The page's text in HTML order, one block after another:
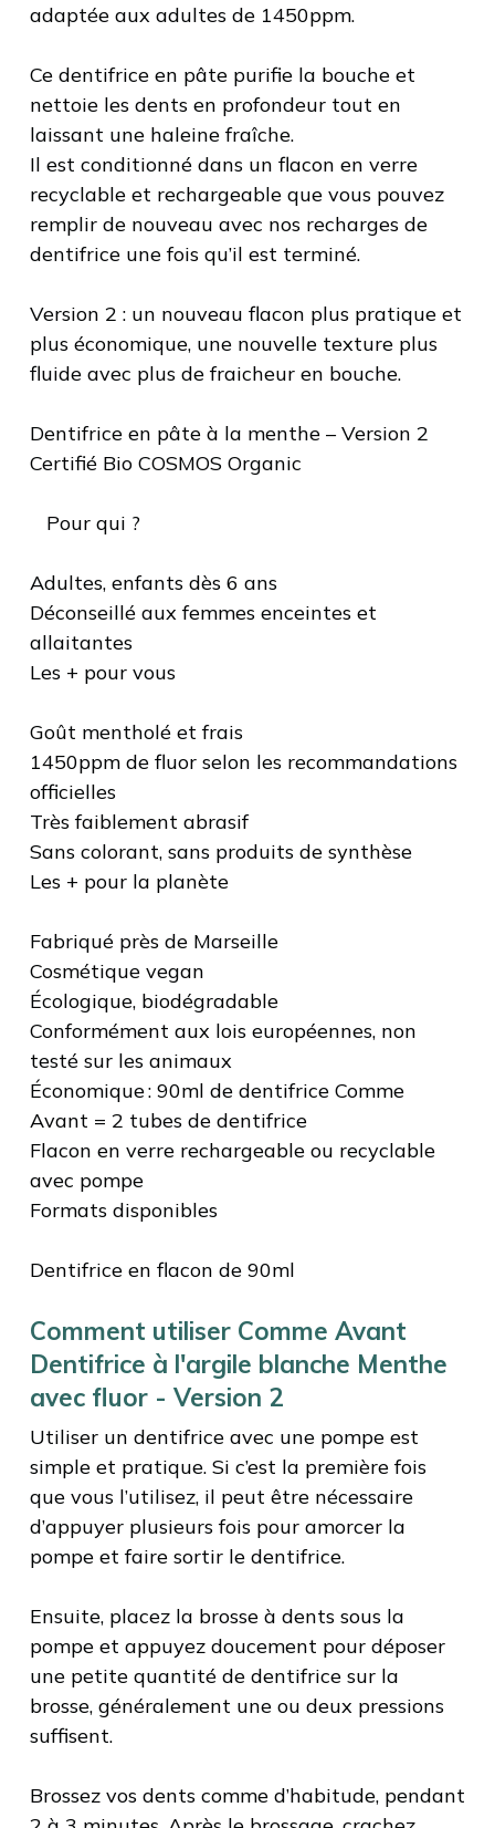
adaptée aux adultes de 1450ppm.
Ce dentifrice en pâte purifie la bouche et
nettoie les dents en profondeur tout en
laissant une haleine fraîche.
Il est conditionné dans un flacon en verre
recyclable et rechargeable que vous pouvez
remplir de nouveau avec nos recharges de
dentifrice une fois qu’il est terminé.
Version 2 : un nouveau flacon plus pratique et
plus économique, une nouvelle texture plus
fluide avec plus de fraicheur en bouche.
Dentifrice en pâte à la menthe – Version 2
Certifié Bio COSMOS Organic
‍ ‍ ‍ Pour qui ?
Adultes, enfants dès 6 ans
Déconseillé aux femmes enceintes et
allaitantes
Les + pour vous
Goût mentholé et frais
1450ppm de fluor selon les recommandations
officielles
Très faiblement abrasif
Sans colorant, sans produits de synthèse
Les + pour la planète
Fabriqué près de Marseille
Cosmétique vegan
Écologique, biodégradable
Conformément aux lois européennes, non
testé sur les animaux
Économique : 90ml de dentifrice Comme
Avant = 2 tubes de dentifrice
Flacon en verre rechargeable ou recyclable
avec pompe
Formats disponibles
Dentifrice en flacon de 90ml
Comment utiliser Comme Avant
Dentifrice à l'argile blanche Menthe
avec fluor - Version 2
Utiliser un dentifrice avec une pompe est
simple et pratique. Si c’est la première fois
que vous l’utilisez, il peut être nécessaire
d’appuyer plusieurs fois pour amorcer la
pompe et faire sortir le dentifrice.
Ensuite, placez la brosse à dents sous la
pompe et appuyez doucement pour déposer
une petite quantité de dentifrice sur la
brosse, généralement une ou deux pressions
suffisent.
Brossez vos dents comme d’habitude, pendant